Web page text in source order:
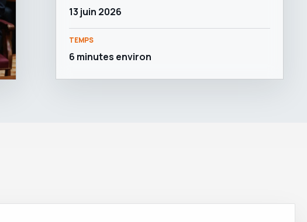
13 juin 2026
TEMPS
6 minutes environ